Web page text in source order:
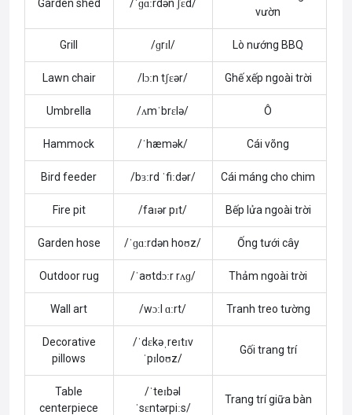
Garden shed /ˈɡɑːrdən ʃɛd/
vườn
Grill /ɡrɪl/ Lò nướng BBQ
Lawn chair /lɔːn tʃɛər/ Ghế xếp ngoài trời
Umbrella /ʌmˈbrɛlə/ Ô
Hammock /ˈhæmək/ Cái võng
Bird feeder /bɜːrd ˈfiːdər/ Cái máng cho chim
Fire pit /faɪər pɪt/ Bếp lửa ngoài trời
Garden hose /ˈɡɑːrdən hoʊz/ Ống tưới cây
Outdoor rug /ˈaʊtdɔːr rʌɡ/ Thảm ngoài trời
Wall art /wɔːl ɑːrt/ Tranh treo tường
Decorative
pillows
/ˈdɛkəˌreɪtɪv
ˈpɪloʊz/
Gối trang trí
Table
centerpiece
/ˈteɪbəl
ˈsɛntərpiːs/
Trang trí giữa bàn